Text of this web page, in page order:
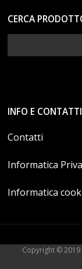
CERCA
INFO E CONTATTI
Contatti
Informatica
Informatica
Copyright © 2019